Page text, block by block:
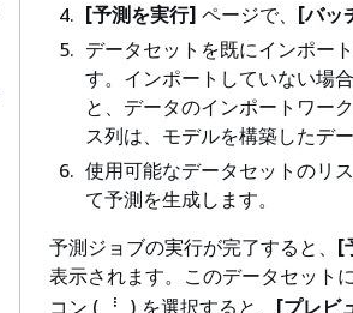
[予測を実行] ページで、 [バッ
データセットを既にインポー
す。インポートしていない場合
と、データのインポートワー
ス列は、モデルを構築したデ
使用可能なデータセットのリ
て予測を生成します。
予測ジョブの実行が完了すると、 [
表示されます。このデータセット
コン (
) を選択すると、 [プレビ